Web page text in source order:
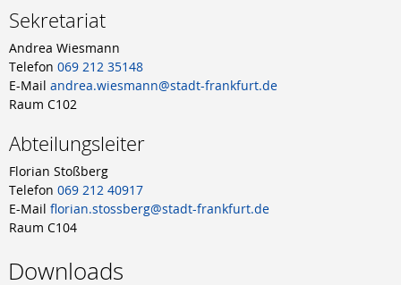
Sekretariat
Andrea Wiesmann
Telefon 069 212 35148
E-Mail andrea.wiesmann@stadt-frankfurt.de
Raum C102
Abteilungsleiter
Florian Stoßberg
Telefon 069 212 40917
E-Mail florian.stossberg@stadt-frankfurt.de
Raum C104
Downloads